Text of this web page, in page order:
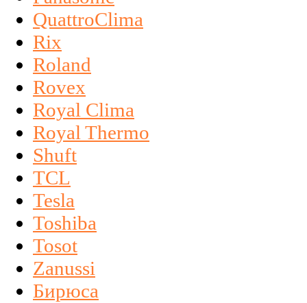
QuattroClima
Rix
Roland
Rovex
Royal Clima
Royal Thermo
Shuft
TCL
Tesla
Toshiba
Tosot
Zanussi
Бирюса